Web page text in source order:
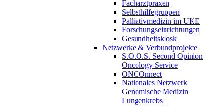
Facharztpraxen
Selbsthilfegruppen
Palliativmedizin im UKE
Forschungseinrichtungen
Gesundheitskiosk
Netzwerke & Verbundprojekte
S.O.O.S. Second Opinion
Oncology Service
ONCOnnect
Nationales Netzwerk
Genomische Medizin
Lungenkrebs